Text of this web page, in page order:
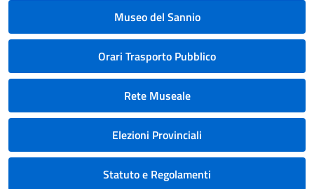
Museo del Sannio
Orari Trasporto Pubblico
Rete Museale
Elezioni Provinciali
Statuto e Regolamenti